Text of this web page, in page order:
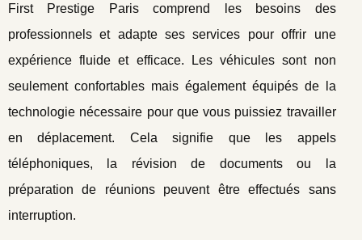
First Prestige Paris comprend les besoins des
professionnels et adapte ses services pour offrir une
expérience fluide et efficace. Les véhicules sont non
seulement confortables mais également équipés de la
technologie nécessaire pour que vous puissiez travailler
en déplacement. Cela signifie que les appels
téléphoniques, la révision de documents ou la
préparation de réunions peuvent être effectués sans
interruption.